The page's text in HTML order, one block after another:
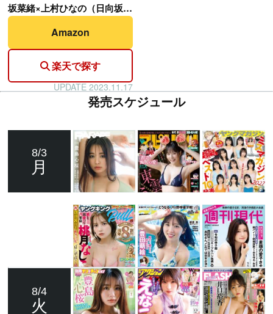
坂菜緒×上村ひなの（日向坂
46）
Amazon
楽天で探す
UPDATE 2023.11.17
発売スケジュール
8/3
月
8/4
火